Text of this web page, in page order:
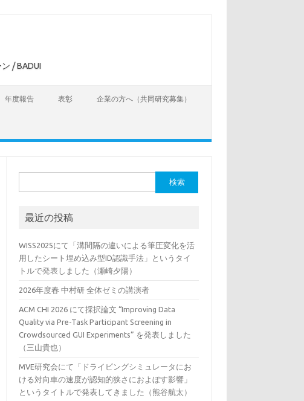
/ BADUI
年度報告 表彰 企業の方へ（共同研究募集）
索:
最近の投稿
WISS2025にて「溝間隔の違いによる筆圧変化を活
用したシート埋め込み型ID認識手法」というタイ
トルで発表しました（瀬崎夕陽）
2026年度春 中村研 全体ゼミの講演者
ACM CHI 2026 にて採択論文 “Improving Data
Quality via Pre-Task Participant Screening in
Crowdsourced GUI Experiments” を発表しました
（三山貴也）
MVE研究会にて「ドライビングシミュレータにお
ける対向車の速度が認知的狭さにおよぼす影響」
というタイトルで発表してきました（熊谷航太）